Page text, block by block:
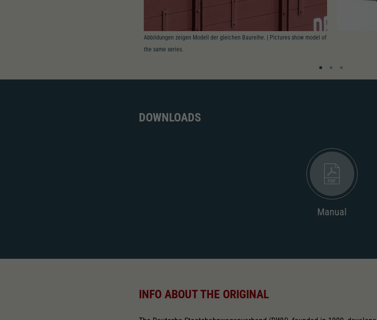
Abbildungen zeigen Modell der gleichen Baureihe. | Pictures show model of
the same series.
DOWNLOADS
Manual
INFO ABOUT THE ORIGINAL